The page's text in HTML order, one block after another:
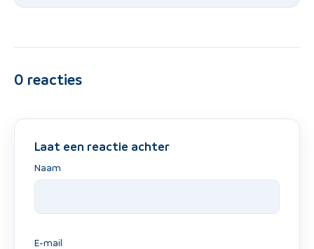
0 reacties
Laat een reactie achter
Naam
E-mail